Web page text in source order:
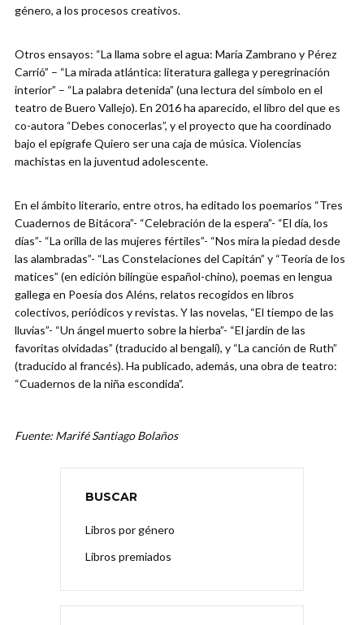
género, a los procesos creativos.
Otros ensayos: “La llama sobre el agua: María Zambrano y Pérez
Carrió” – “La mirada atlántica: literatura gallega y peregrinación
interior” – “La palabra detenida” (una lectura del símbolo en el
teatro de Buero Vallejo). En 2016 ha aparecido, el libro del que es
co-autora “Debes conocerlas”, y el proyecto que ha coordinado
bajo el epígrafe Quiero ser una caja de música. Violencias
machistas en la juventud adolescente.
En el ámbito literario, entre otros, ha editado los poemarios “Tres
Cuadernos de Bitácora”- “Celebración de la espera”- “El día, los
días”- “La orilla de las mujeres fértiles”- “Nos mira la piedad desde
las alambradas”- “Las Constelaciones del Capitán” y “Teoría de los
matices” (en edición bilingüe español-chino), poemas en lengua
gallega en Poesía dos Aléns, relatos recogidos en libros
colectivos, periódicos y revistas. Y las novelas, “El tiempo de las
lluvias”- “Un ángel muerto sobre la hierba”- “El jardín de las
favoritas olvidadas” (traducido al bengalí), y “La canción de Ruth”
(traducido al francés). Ha publicado, además, una obra de teatro:
“Cuadernos de la niña escondida”.
Fuente: Marifé Santiago Bolaños
BUSCAR
Libros por género
Libros premiados